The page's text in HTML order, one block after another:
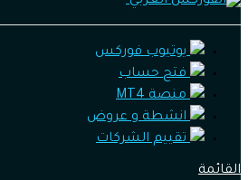
يوتيوب فوركس
فتح حساب
منصة MT4
انشطة و عروض
تقييم الشركات
القائمة